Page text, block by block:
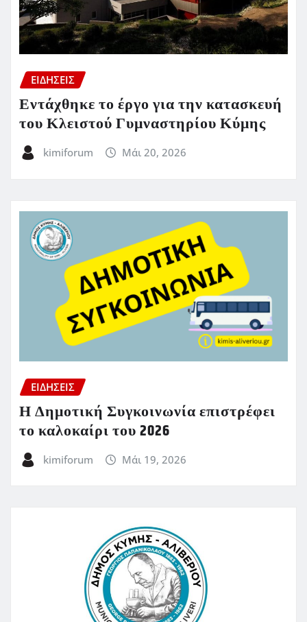
ΕΙΔΗΣΕΙΣ
Εντάχθηκε το έργο για την κατασκευή
του Κλειστού Γυμναστηρίου Κύμης
kimiforum Μάι 20, 2026
ΕΙΔΗΣΕΙΣ
Η Δημοτική Συγκοινωνία επιστρέφει
το καλοκαίρι του 2026
kimiforum Μάι 19, 2026